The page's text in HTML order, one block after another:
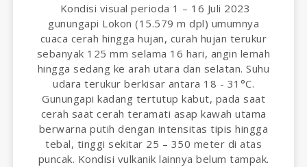
Kondisi visual perioda 1 – 16 Juli 2023
gunungapi Lokon (15.579 m dpl) umumnya
cuaca cerah hingga hujan, curah hujan terukur
sebanyak 125 mm selama 16 hari, angin lemah
hingga sedang ke arah utara dan selatan. Suhu
udara terukur berkisar antara 18 - 31°C.
Gunungapi kadang tertutup kabut, pada saat
cerah saat cerah teramati asap kawah utama
berwarna putih dengan intensitas tipis hingga
tebal, tinggi sekitar 25 – 350 meter di atas
puncak. Kondisi vulkanik lainnya belum tampak.